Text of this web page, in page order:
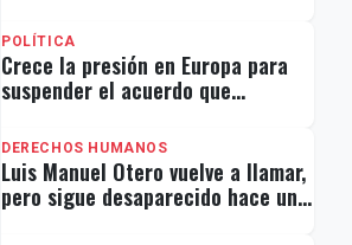
POLÍTICA
Crece la presión en Europa para
suspender el acuerdo que
DERECHOS HUMANOS
Luis Manuel Otero vuelve a llamar,
pero sigue desaparecido hace una